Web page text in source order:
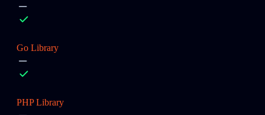
Go Library
PHP Library